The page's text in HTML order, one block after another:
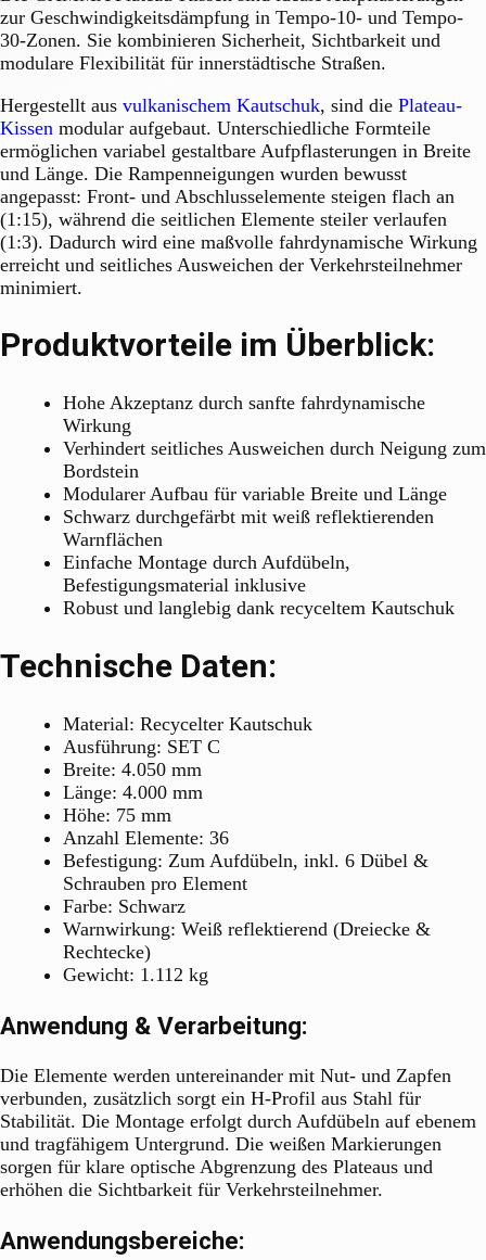
zur Geschwindigkeitsdämpfung in Tempo-10- und Tempo-
30-Zonen. Sie kombinieren Sicherheit, Sichtbarkeit und
modulare Flexibilität für innerstädtische Straßen.
Hergestellt aus vulkanischem Kautschuk, sind die Plateau-
Kissen modular aufgebaut. Unterschiedliche Formteile
ermöglichen variabel gestaltbare Aufpflasterungen in Breite
und Länge. Die Rampenneigungen wurden bewusst
angepasst: Front- und Abschlusselemente steigen flach an
(1:15), während die seitlichen Elemente steiler verlaufen
(1:3). Dadurch wird eine maßvolle fahrdynamische Wirkung
erreicht und seitliches Ausweichen der Verkehrsteilnehmer
minimiert.
Produktvorteile im Überblick:
Hohe Akzeptanz durch sanfte fahrdynamische
Wirkung
Verhindert seitliches Ausweichen durch Neigung zum
Bordstein
Modularer Aufbau für variable Breite und Länge
Schwarz durchgefärbt mit weiß reflektierenden
Warnflächen
Einfache Montage durch Aufdübeln,
Befestigungsmaterial inklusive
Robust und langlebig dank recyceltem Kautschuk
Technische Daten:
Material: Recycelter Kautschuk
Ausführung: SET C
Breite: 4.050 mm
Länge: 4.000 mm
Höhe: 75 mm
Anzahl Elemente: 36
Befestigung: Zum Aufdübeln, inkl. 6 Dübel &
Schrauben pro Element
Farbe: Schwarz
Warnwirkung: Weiß reflektierend (Dreiecke &
Rechtecke)
Gewicht: 1.112 kg
Anwendung & Verarbeitung:
Die Elemente werden untereinander mit Nut- und Zapfen
verbunden, zusätzlich sorgt ein H-Profil aus Stahl für
Stabilität. Die Montage erfolgt durch Aufdübeln auf ebenem
und tragfähigem Untergrund. Die weißen Markierungen
sorgen für klare optische Abgrenzung des Plateaus und
erhöhen die Sichtbarkeit für Verkehrsteilnehmer.
Anwendungsbereiche: